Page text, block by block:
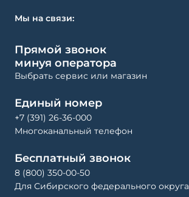
Мы на связи:
Прямой звонок
минуя оператора
Выбрать сервис или магазин
Единый номер
+7 (391) 26-36-000
Многоканальный телефон
Бесплатный звонок
8 (800) 350-00-50
Для Сибирского федерального округа